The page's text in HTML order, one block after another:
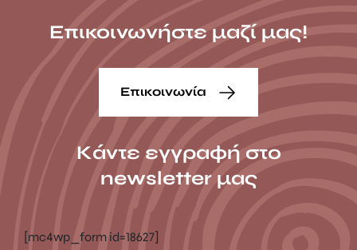
Επικοινωνήστε μαζί μας!
Επικοινωνία
Κάντε εγγραφή στο
newsletter μας
[mc4wp_form id=18627]